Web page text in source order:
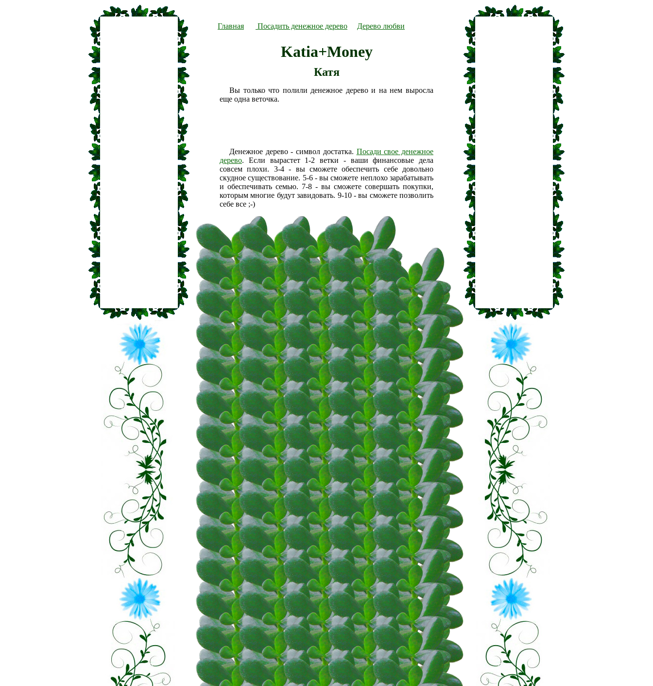
Главная Посадить денежное дерево Дерево любви
Katia+Money
Катя
Вы только что полили денежное дерево и на нем выросла
еще одна веточка.
Денежное дерево - символ достатка. Посади свое денежное
дерево. Если вырастет 1-2 ветки - ваши финансовые дела
совсем плохи. 3-4 - вы сможете обеспечить себе довольно
скудное существование. 5-6 - вы сможете неплохо зарабатывать
и обеспечивать семью. 7-8 - вы сможете совершать покупки,
которым многие будут завидовать. 9-10 - вы сможете позволить
себе все ;-)